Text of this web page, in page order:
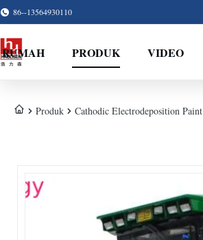
86--13564930110
RUMAH PRODUK VIDEO
Produk Cathodic Electrodeposition Paint